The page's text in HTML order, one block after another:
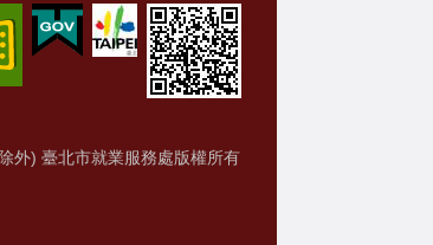
外) 臺北市就業服務處版權所有